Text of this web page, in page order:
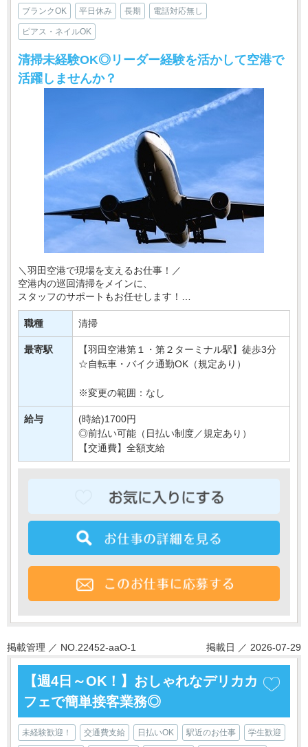
ブランクOK 平日休み 長期 電話対応無し
ピアス・ネイルOK
清掃未経験OK◎リーダー経験を活かして空港で
活躍しませんか？
＼羽田空港で現場を支えるお仕事！／
空港内の巡回清掃をメインに、
スタッフのサポートもお任せします！
【おすすめPOINT！】
■清掃未経験OK
■リーダー経験が活かせる
■駅直結で通勤ラクラク
職種 清掃
最寄駅
【羽田空港第１・第２ターミナル駅】徒歩3分
☆自転車・バイク通勤OK（規定あり）
※変更の範囲：なし
給与
(時給)1700円
◎前払い可能（日払い制度／規定あり）
【交通費】全額支給
掲載管理 ／ NO.22452-aaO-1 掲載日 ／ 2026-07-29
【週4日～OK！】おしゃれなデリカカ
フェで簡単接客業務◎
未経験歓迎！ 交通費支給 日払いOK 駅近のお仕事 学生歓迎